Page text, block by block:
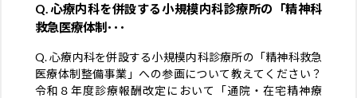
Q. 心療内科を併設する小規模内科診療所の「精神科
救急医療体制･･･
Q. 心療内科を併設する小規模内科診療所の「精神科救急
医療体制整備事業」への参画について教えてください？
令和８年度診療報酬改定において「通院・在宅精神療